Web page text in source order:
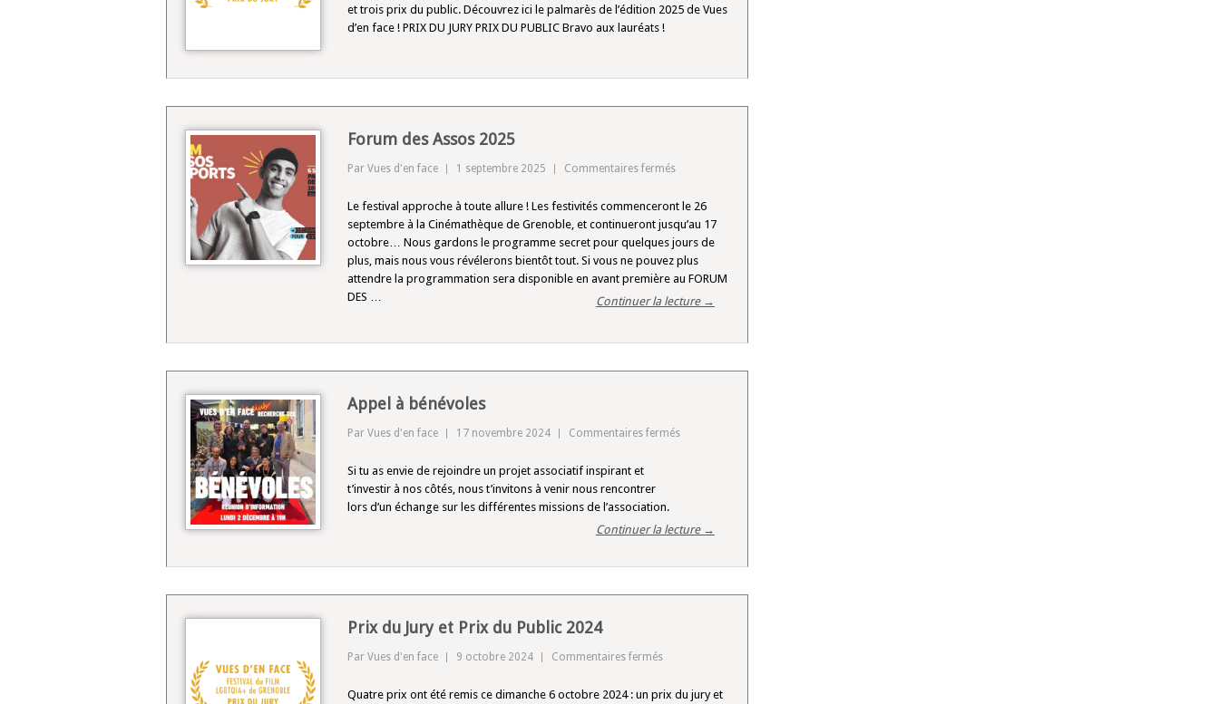
Jury
et trois prix du public. Découvrez ici le palmarès de l’édition 2025 de Vues
d’en face ! PRIX DU JURY PRIX DU PUBLIC Bravo aux lauréats !
Forum des Assos 2025
Par Vues d'en face 1 septembre 2025 Commentaires ferméssur
des
Assos
2025
Le festival approche à toute allure ! Les festivités commenceront le 26
septembre à la Cinémathèque de Grenoble, et continueront jusqu’au 17
octobre… Nous gardons le programme secret pour quelques jours de
plus, mais nous vous révélerons bientôt tout. Si vous ne pouvez plus
attendre la programmation sera disponible en avant première au FORUM
DES …
Continuer la lecture →
Appel à bénévoles
Par Vues d'en face 17 novembre 2024 Commentaires ferméssur
Si tu as envie de rejoindre un projet associatif inspirant et
t’investir à nos côtés, nous t’invitons à venir nous rencontrer
lors d’un échange sur les différentes missions de l’association.
Continuer la lecture →
Prix du Jury et Prix du Public 2024
Par Vues d'en face 9 octobre 2024 Commentaires ferméssur
du
Quatre prix ont été remis ce dimanche 6 octobre 2024 : un prix du jury et